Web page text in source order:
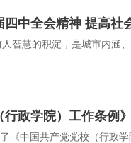
中全会精神 提高社
智慧的积淀，是城市内涵
政学院）工作条例
《中国共产党党校（行政